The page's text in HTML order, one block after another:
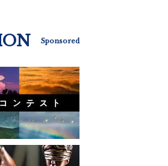
Sponsored